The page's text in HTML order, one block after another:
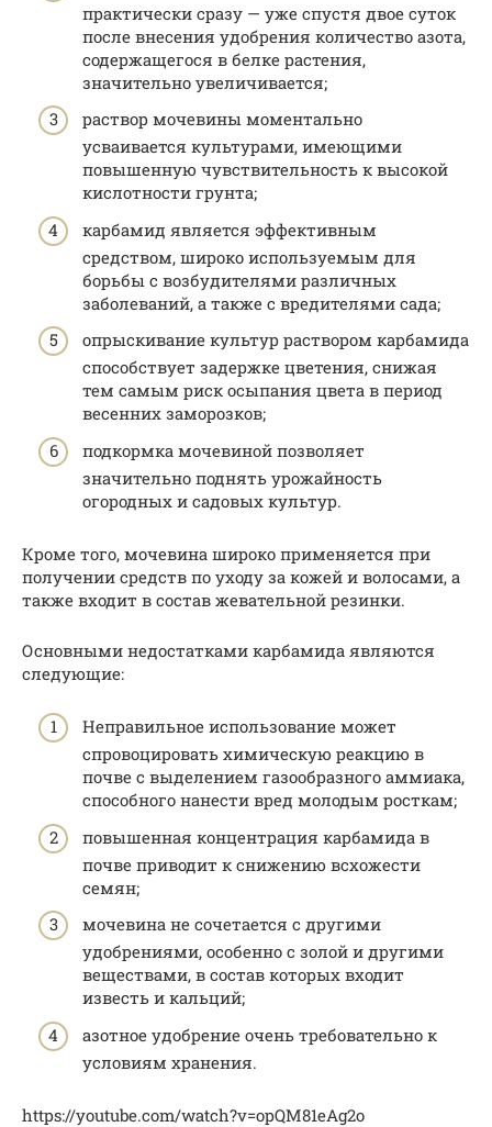
практически сразу — уже спустя двое суток
после внесения удобрения количество азота,
содержащегося в белке растения,
значительно увеличивается;
раствор мочевины моментально
усваивается культурами, имеющими
повышенную чувствительность к высокой
кислотности грунта;
карбамид является эффективным
средством, широко используемым для
борьбы с возбудителями различных
заболеваний, а также с вредителями сада;
опрыскивание культур раствором карбамида
способствует задержке цветения, снижая
тем самым риск осыпания цвета в период
весенних заморозков;
подкормка мочевиной позволяет
значительно поднять урожайность
огородных и садовых культур.
Кроме того, мочевина широко применяется при
получении средств по уходу за кожей и волосами, а
также входит в состав жевательной резинки.
Основными недостатками карбамида являются
следующие:
Неправильное использование может
спровоцировать химическую реакцию в
почве с выделением газообразного аммиака,
способного нанести вред молодым росткам;
повышенная концентрация карбамида в
почве приводит к снижению всхожести
семян;
мочевина не сочетается с другими
удобрениями, особенно с золой и другими
веществами, в состав которых входит
известь и кальций;
азотное удобрение очень требовательно к
условиям хранения.
https://youtube.com/watch?v=opQM81eAg2o